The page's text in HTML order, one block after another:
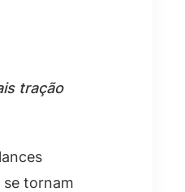
tração
se tornam